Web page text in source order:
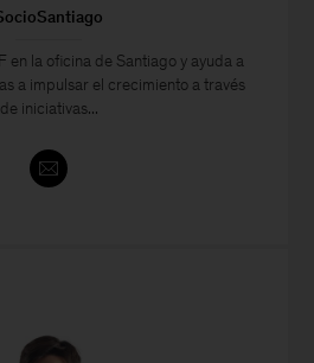
en la oficina de Santiago y ayuda a
a impulsar el crecimiento a través
de iniciativas...